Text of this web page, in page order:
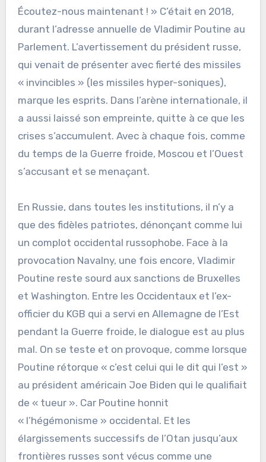
Écoutez-nous maintenant ! » C’était en 2018,
durant l’adresse annuelle de Vladimir Poutine au
Parlement. L’avertissement du président russe,
qui venait de présenter avec fierté des missiles
« invincibles » (les missiles hyper-soniques),
marque les esprits. Dans l’arène internationale, il
a aussi laissé son empreinte, quitte à ce que les
crises s’accumulent. Avec à chaque fois, comme
du temps de la Guerre froide, Moscou et l’Ouest
s’accusant et se menaçant.
En Russie, dans toutes les institutions, il n’y a
que des fidèles patriotes, dénonçant comme lui
un complot occidental russophobe. Face à la
provocation Navalny, une fois encore, Vladimir
Poutine reste sourd aux sanctions de Bruxelles
et Washington. Entre les Occidentaux et l’ex-
officier du KGB qui a servi en Allemagne de l’Est
pendant la Guerre froide, le dialogue est au plus
mal. On se teste et on provoque, comme lorsque
Poutine rétorque « c’est celui qui le dit qui l’est »
au président américain Joe Biden qui le qualifiait
de « tueur ». Car Poutine honnit
« l’hégémonisme » occidental. Et les
élargissements successifs de l’Otan jusqu’aux
frontières russes sont vécus comme une